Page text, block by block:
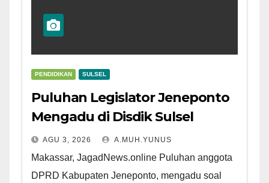
PENDIDIKAN SULSEL
Puluhan Legislator Jeneponto
Mengadu di Disdik Sulsel
AGU 3, 2026 A.MUH.YUNUS
Makassar, JagadNews.online Puluhan anggota
DPRD Kabupaten Jeneponto, mengadu soal